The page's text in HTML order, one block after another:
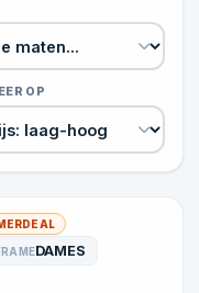
OP
DAMES